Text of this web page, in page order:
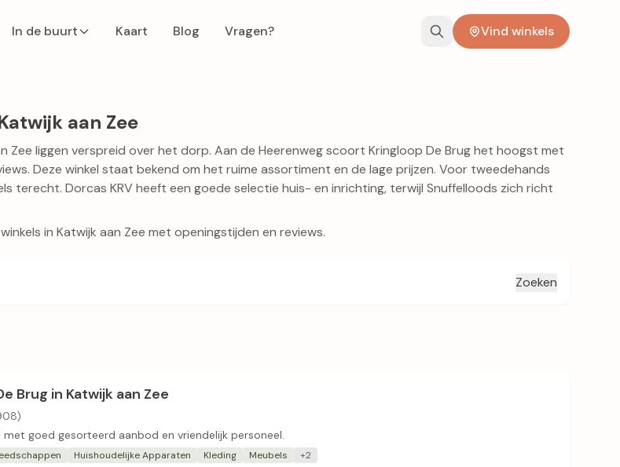
In de buurt Kaart Blog Vragen? Vind winkels
aan Zee
Zee liggen verspreid over het dorp. Aan de Heerenweg scoort Kringloop De Brughet hoogst met
Deze winkel staat bekend om het ruime assortiment en de lage prijzen. Voor tweedehands
terecht. Dorcas KRVheeft een goede selectie huis- en inrichting, terwijl Snuffelloods zich richt
in Katwijk aan Zee met openingstijden en reviews.
Zoeken
Brug in Katwijk aan Zee
met goed gesorteerd aanbod en vriendelijk personeel.
Huishoudelijke Apparaten Kleding Meubels +2